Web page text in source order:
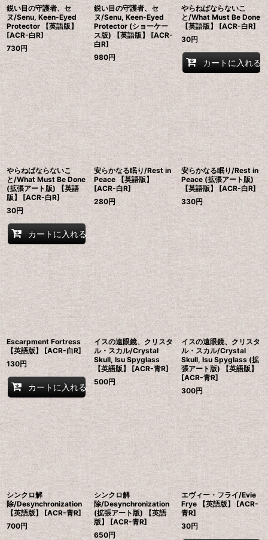
鋭い目の守護者、セ
ヌ/Senu, Keen-Eyed
Protector 【英語版】
[ACR-白R]
730円
鋭い目の守護者、セ
ヌ/Senu, Keen-Eyed
Protector (ショーケー
ス版) 【英語版】 [ACR-
白R]
980円
やらねばならないこ
と/What Must Be Done
【英語版】 [ACR-白R]
30円
カートに入れる
やらねばならないこ
と/What Must Be Done
(拡張アート版) 【英語
版】 [ACR-白R]
30円
カートに入れる
安らかなる眠り/Rest in
Peace 【英語版】
[ACR-白R]
280円
安らかなる眠り/Rest in
Peace (拡張アート版)
【英語版】 [ACR-白R]
330円
Escarpment Fortress
【英語版】 [ACR-白R]
130円
カートに入れる
イスの遠眼鏡、クリスタ
ル・スカル/Crystal
Skull, Isu Spyglass
【英語版】 [ACR-青R]
500円
イスの遠眼鏡、クリスタ
ル・スカル/Crystal
Skull, Isu Spyglass (拡
張アート版) 【英語版】
[ACR-青R]
300円
シンクロ解
除/Desynchronization
【英語版】 [ACR-青R]
700円
シンクロ解
除/Desynchronization
(拡張アート版) 【英語
版】 [ACR-青R]
650円
エヴィー・フライ/Evie
Frye 【英語版】 [ACR-
青R]
30円